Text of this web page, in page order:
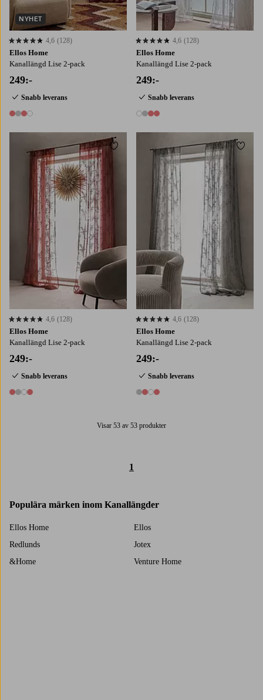
Ellos Home
Kanallängd Lise 2-pack
249:-
Snabb leverans
4 färger
4,6 baserat på 128 st betyg
4,6 (128)
NYHET
Ellos Home
Kanallängd Lise 2-pack
249:-
Snabb leverans
4 färger
4,6 baserat på 128 st betyg
4,6 (128)
Ellos Home
Kanallängd Lise 2-pack
249:-
Snabb leverans
4 färger
4,6 baserat på 128 st betyg
4,6 (128)
Lägg till i favoriter
250
Ellos Home
Kanallängd Lise 2-pack
249:-
Snabb leverans
4 färger
4,6 baserat på 128 st betyg
4,6 (128)
220 250
Visar 53 av 53 produkter
1
Populära märken inom Kanallängder
Ellos Home
Ellos
Redlunds
Jotex
&Home
Venture Home